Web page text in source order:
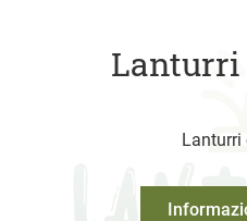
Lanturri
Lanturri